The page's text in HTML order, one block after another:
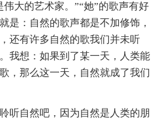
伟大的艺术家。”“她”的歌声有好
是：自然的歌声都是不加修饰，
还有许多自然的歌我们并未听
我想：如果到了某一天，人类能
，那么这一天，自然就成了我们
听自然吧，因为自然是人类的朋